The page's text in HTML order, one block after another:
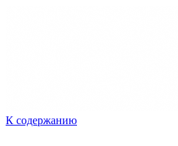
К содержанию